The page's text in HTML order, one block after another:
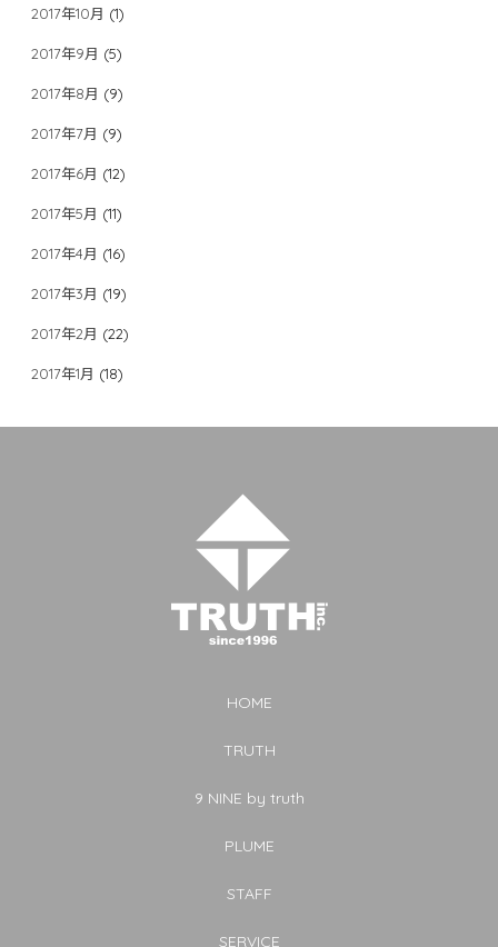
2017年10月 (1)
2017年9月 (5)
2017年8月 (9)
2017年7月 (9)
2017年6月 (12)
2017年5月 (11)
2017年4月 (16)
2017年3月 (19)
2017年2月 (22)
2017年1月 (18)
HOME
TRUTH
9 NINE by truth
PLUME
STAFF
SERVICE